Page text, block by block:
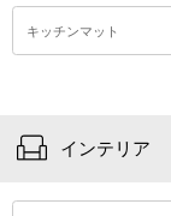
キッチンマット
インテリア